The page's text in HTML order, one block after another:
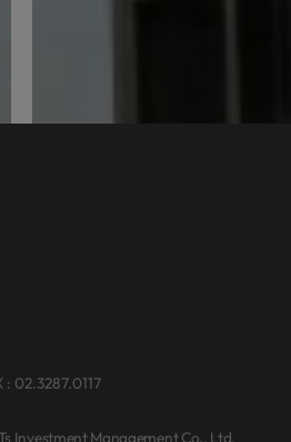
: 02.3287.0117
Investment Management Co,. Ltd.